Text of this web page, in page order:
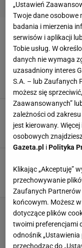
ZUZANNA
Dwa
Nie
„Ustawień
Twoje dane osobowe
badania i mierzenia
serwisów i aplikacji
Tobie usług. W
danych nie wymaga
uzasadniony interes
S.A. – lub Zaufanych
możesz się
Zaawansowanych”
zależności od
jest kierowany.
osobowych
Gazeta.pl iPolityka
Klikając „Akceptuję”
przechowywanie
Zaufanych Partnerów
końcowym. Możesz
dotyczące plików
twoimi preferencjami
odnośnik
przechodząc do